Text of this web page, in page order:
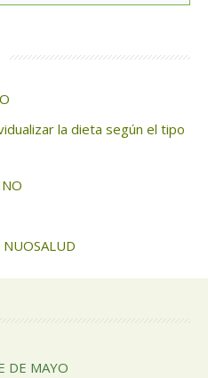
la dieta según el tipo
DE MAYO